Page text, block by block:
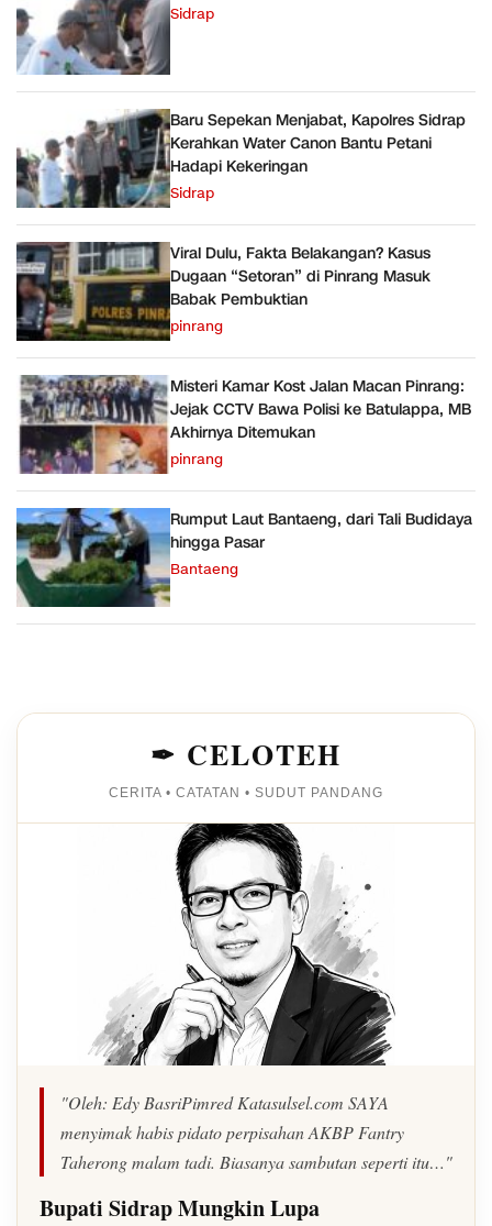
Sidrap
Baru Sepekan Menjabat, Kapolres Sidrap
Kerahkan Water Canon Bantu Petani
Hadapi Kekeringan
Sidrap
Viral Dulu, Fakta Belakangan? Kasus
Dugaan “Setoran” di Pinrang Masuk
Babak Pembuktian
pinrang
Misteri Kamar Kost Jalan Macan Pinrang:
Jejak CCTV Bawa Polisi ke Batulappa, MB
Akhirnya Ditemukan
pinrang
Rumput Laut Bantaeng, dari Tali Budidaya
hingga Pasar
Bantaeng
✒ CELOTEH
CERITA • CATATAN • SUDUT PANDANG
"Oleh: Edy BasriPimred Katasulsel.com SAYA
menyimak habis pidato perpisahan AKBP Fantry
Taherong malam tadi. Biasanya sambutan seperti itu…"
Bupati Sidrap Mungkin Lupa